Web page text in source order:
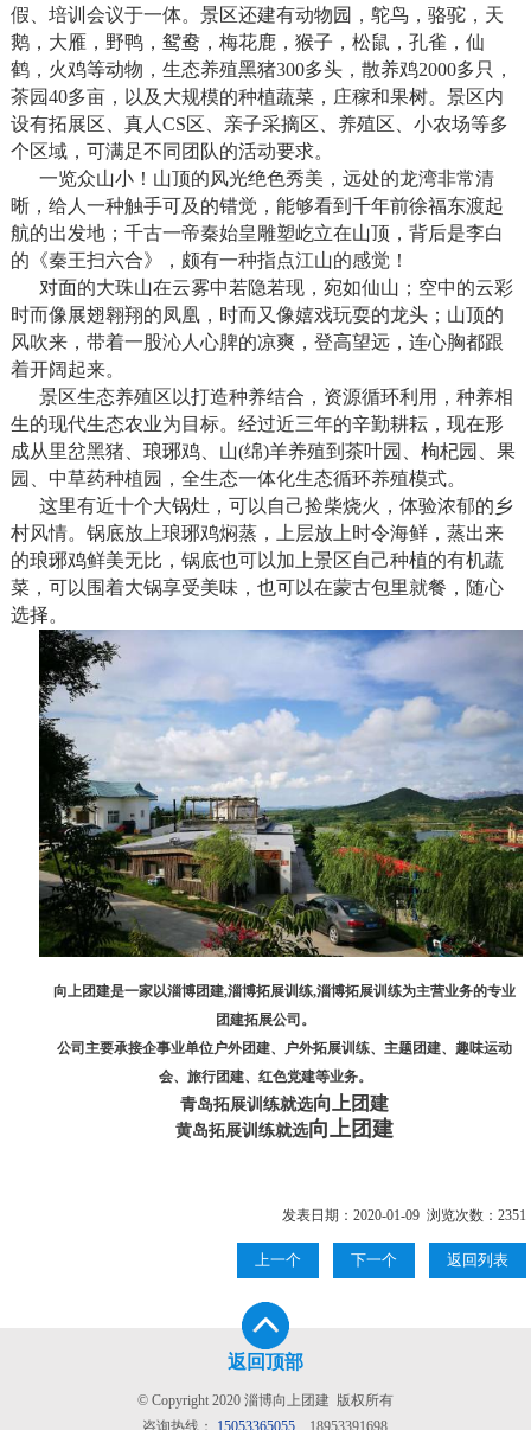
假、培训会议于一体。景区还建有动物园，鸵鸟，骆驼，天
鹅，大雁，野鸭，鸳鸯，梅花鹿，猴子，松鼠，孔雀，仙
鹤，火鸡等动物，生态养殖黑猪300多头，散养鸡2000多只，
茶园40多亩，以及大规模的种植蔬菜，庄稼和果树。景区内
设有拓展区、真人CS区、亲子采摘区、养殖区、小农场等多
个区域，可满足不同团队的活动要求。
一览众山小！山顶的风光绝色秀美，远处的龙湾非常清
晰，给人一种触手可及的错觉，能够看到千年前徐福东渡起
航的出发地；千古一帝秦始皇雕塑屹立在山顶，背后是李白
的《秦王扫六合》，颇有一种指点江山的感觉！
对面的大珠山在云雾中若隐若现，宛如仙山；空中的云彩
时而像展翅翱翔的凤凰，时而又像嬉戏玩耍的龙头；山顶的
风吹来，带着一股沁人心脾的凉爽，登高望远，连心胸都跟
着开阔起来。
景区生态养殖区以打造种养结合，资源循环利用，种养相
生的现代生态农业为目标。经过近三年的辛勤耕耘，现在形
成从里岔黑猪、琅琊鸡、山(绵)羊养殖到茶叶园、枸杞园、果
园、中草药种植园，全生态一体化生态循环养殖模式。
这里有近十个大锅灶，可以自己捡柴烧火，体验浓郁的乡
村风情。锅底放上琅琊鸡焖蒸，上层放上时令海鲜，蒸出来
的琅琊鸡鲜美无比，锅底也可以加上景区自己种植的有机蔬
菜，可以围着大锅享受美味，也可以在蒙古包里就餐，随心
选择。
向上团建是一家以淄博团建,淄博拓展训练,淄博拓展训练为主营业务的专业
团建拓展公司。
公司主要承接企事业单位户外团建、户外拓展训练、主题团建、趣味运动
会、旅行团建、红色党建等业务。
青岛拓展训练就选向上团建
黄岛拓展训练就选向上团建
发表日期：2020-01-09 浏览次数：2351
上一个 下一个 返回列表
返回顶部
© Copyright 2020 淄博向上团建 版权所有